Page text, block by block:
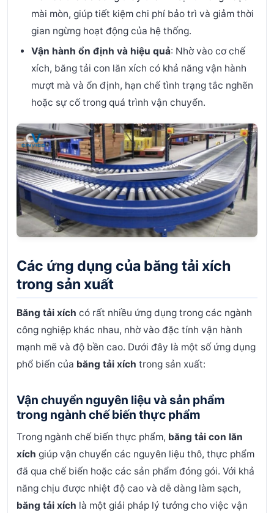
mài mòn, giúp tiết kiệm chi phí bảo trì và giảm thời
gian ngừng hoạt động của hệ thống.
Vận hành ổn định và hiệu quả: Nhờ vào cơ chế
xích, băng tải con lăn xích có khả năng vận hành
mượt mà và ổn định, hạn chế tình trạng tắc nghẽn
hoặc sự cố trong quá trình vận chuyển.
Các ứng dụng của băng tải xích
trong sản xuất
Băng tải xích có rất nhiều ứng dụng trong các ngành
công nghiệp khác nhau, nhờ vào đặc tính vận hành
mạnh mẽ và độ bền cao. Dưới đây là một số ứng dụng
phổ biến của băng tải xích trong sản xuất:
Vận chuyển nguyên liệu và sản phẩm
trong ngành chế biến thực phẩm
Trong ngành chế biến thực phẩm, băng tải con lăn
xích giúp vận chuyển các nguyên liệu thô, thực phẩm
đã qua chế biến hoặc các sản phẩm đóng gói. Với khả
năng chịu được nhiệt độ cao và dễ dàng làm sạch,
băng tải xích là một giải pháp lý tưởng cho việc vận